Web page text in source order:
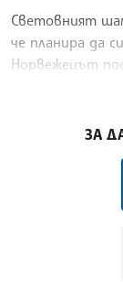
Световният
че планира да
Норвежецът
ЗА